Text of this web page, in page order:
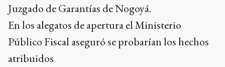
Juzgado de Garantías de Nogoyá.
En los alegatos de apertura el Ministerio
Público Fiscal aseguró se probarían los hechos
atribuidos